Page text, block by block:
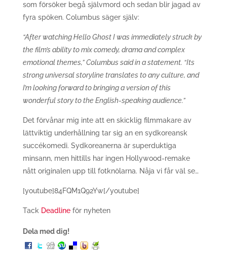
som försöker begå självmord och sedan blir jagad av
fyra spöken. Columbus säger själv:
“After watching Hello Ghost I was immediately struck by
the film’s ability to mix comedy, drama and complex
emotional themes,” Columbus said in a statement. “Its
strong universal storyline translates to any culture, and
I’m looking forward to bringing a version of this
wonderful story to the English-speaking audience.”
Det förvånar mig inte att en skicklig filmmakare av
lättviktig underhållning tar sig an en sydkoreansk
succékomedi. Sydkoreanerna är superduktiga
minsann, men hittills har ingen Hollywood-remake
nått originalen upp till fotknölarna. Nåja vi får väl se…
[youtube]84FQM1Q92Yw[/youtube]
Tack Deadlineför nyheten
Dela med dig!